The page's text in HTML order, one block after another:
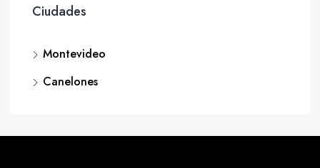
Ciudades
Montevideo
Canelones